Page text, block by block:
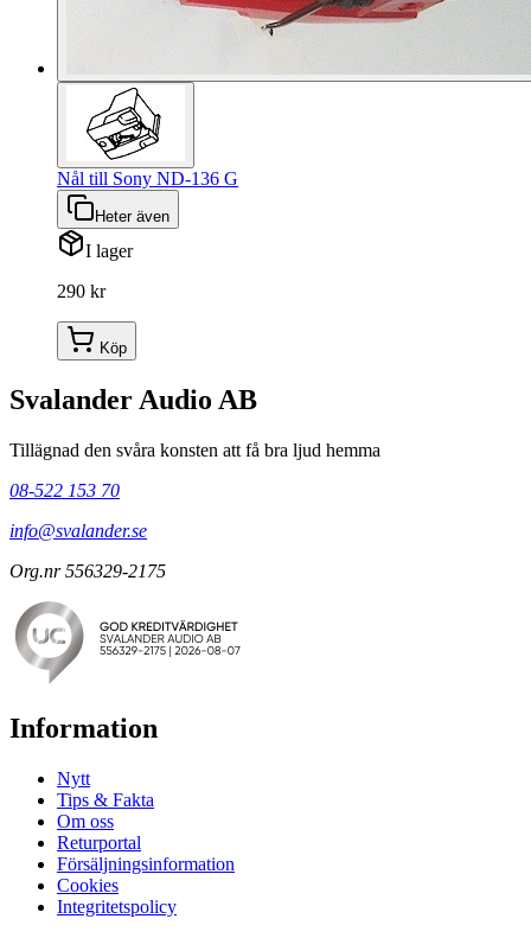
Nål till Sony ND-136 G
Heter även
I lager
290 kr
Köp
Svalander Audio AB
Tillägnad den svåra konsten att få bra ljud hemma
08-522 153 70
info@svalander.se
Org.nr 556329-2175
Information
Nytt
Tips & Fakta
Om oss
Returportal
Försäljningsinformation
Cookies
Integritetspolicy